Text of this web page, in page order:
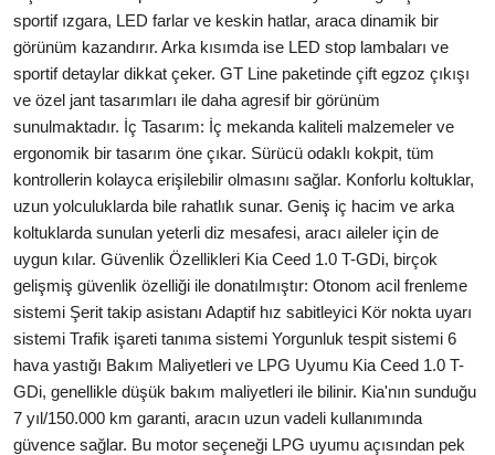
sportif ızgara, LED farlar ve keskin hatlar, araca dinamik bir
görünüm kazandırır. Arka kısımda ise LED stop lambaları ve
sportif detaylar dikkat çeker. GT Line paketinde çift egzoz çıkışı
ve özel jant tasarımları ile daha agresif bir görünüm
sunulmaktadır. İç Tasarım: İç mekanda kaliteli malzemeler ve
ergonomik bir tasarım öne çıkar. Sürücü odaklı kokpit, tüm
kontrollerin kolayca erişilebilir olmasını sağlar. Konforlu koltuklar,
uzun yolculuklarda bile rahatlık sunar. Geniş iç hacim ve arka
koltuklarda sunulan yeterli diz mesafesi, aracı aileler için de
uygun kılar. Güvenlik Özellikleri Kia Ceed 1.0 T-GDi, birçok
gelişmiş güvenlik özelliği ile donatılmıştır: Otonom acil frenleme
sistemi Şerit takip asistanı Adaptif hız sabitleyici Kör nokta uyarı
sistemi Trafik işareti tanıma sistemi Yorgunluk tespit sistemi 6
hava yastığı Bakım Maliyetleri ve LPG Uyumu Kia Ceed 1.0 T-
GDi, genellikle düşük bakım maliyetleri ile bilinir. Kia'nın sunduğu
7 yıl/150.000 km garanti, aracın uzun vadeli kullanımında
güvence sağlar. Bu motor seçeneği LPG uyumu açısından pek